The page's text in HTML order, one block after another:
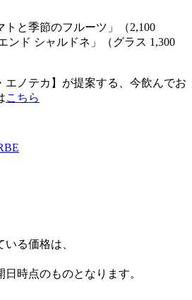
トと季節のフルーツ」（2,100
ンド シャルドネ」（グラス 1,300
ノテカ】が提案する、今飲んでお
こちら
る価格は、
時点のものとなります。